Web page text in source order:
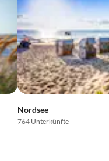
Nordsee
764 Unterkünfte